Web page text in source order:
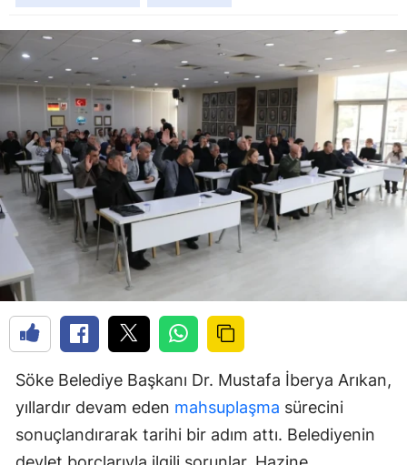
Söke Belediye Başkanı Dr. Mustafa İberya Arıkan,
yıllardır devam eden mahsuplaşma sürecini
sonuçlandırarak tarihi bir adım attı. Belediyenin